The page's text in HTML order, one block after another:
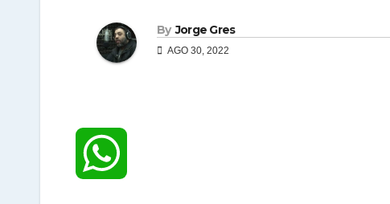
By Jorge Gres
AGO 30, 2022